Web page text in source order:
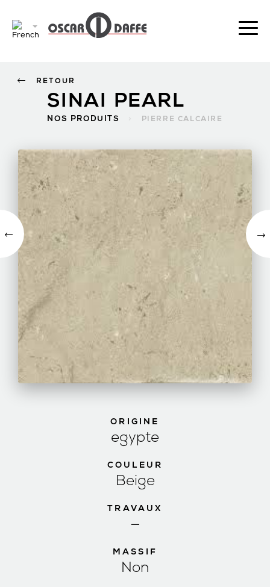
SINAI PEARL
NOS PRODUITS PIERRE CALCAIRE
RETOUR
ORIGINE
egypte
COULEUR
Beige
TRAVAUX
—
MASSIF
Non